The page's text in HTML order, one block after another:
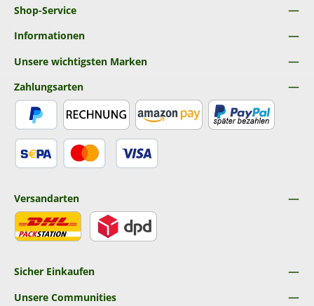
Shop-Service
Informationen
Unsere wichtigsten Marken
Sicher Einkaufen
Unsere Communities
Zahlungsarten
Versandarten